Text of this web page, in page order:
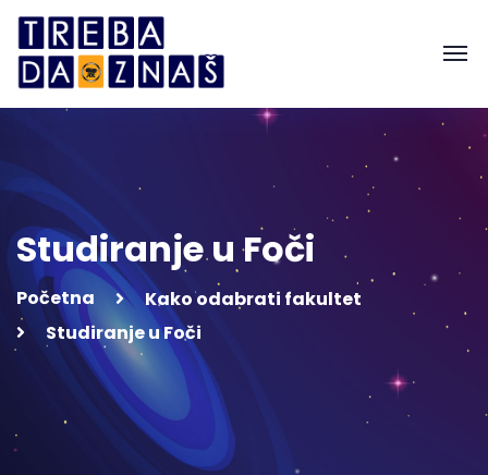
Studiranje u Foči
Početna
Kako odabrati fakultet
Studiranje u Foči